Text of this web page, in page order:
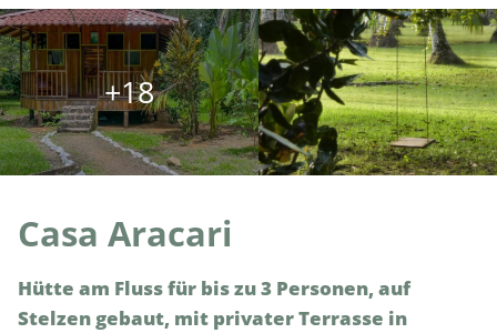
+18
Casa Aracari
Hütte am Fluss für bis zu 3 Personen, auf
Stelzen gebaut, mit privater Terrasse in